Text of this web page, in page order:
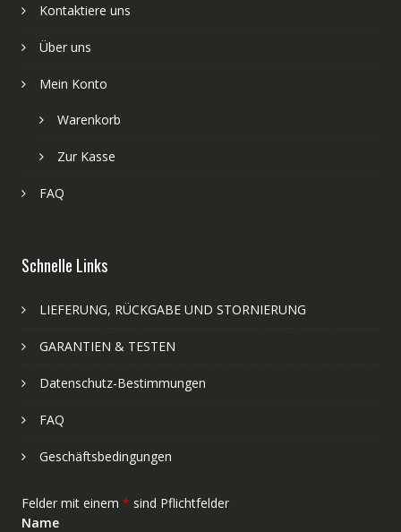
Kontaktiere uns
Über uns
Mein Konto
Warenkorb
Zur Kasse
FAQ
Schnelle Links
LIEFERUNG, RÜCKGABE UND STORNIERUNG
GARANTIEN & TESTEN
Datenschutz-Bestimmungen
FAQ
Geschäftsbedingungen
Felder mit einem * sind Pflichtfelder
Name